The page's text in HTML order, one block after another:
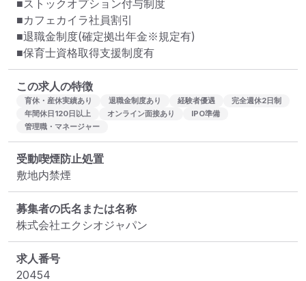
■ストックオプション付与制度
■カフェカイラ社員割引
■退職金制度(確定拠出年金※規定有)
■保育士資格取得支援制度有
この求人の特徴
育休・産休実績あり 退職金制度あり 経験者優遇
完全週休2日制
年間休日120日以上
オンライン面接あり
IPO準備
管理職・マネージャー
受動喫煙防止処置
敷地内禁煙
募集者の氏名または名称
株式会社エクシオジャパン
求人番号
20454